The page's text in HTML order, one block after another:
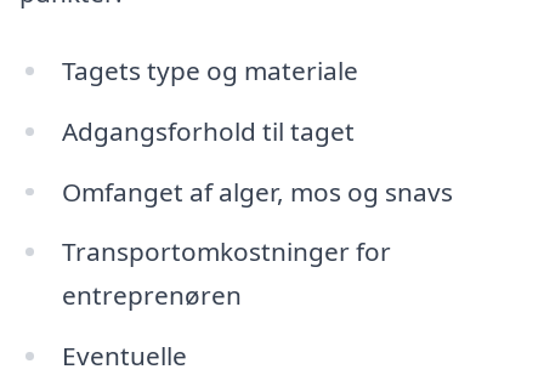
Tagets type og materiale
Adgangsforhold til taget
Omfanget af alger, mos og snavs
Transportomkostninger for
entreprenøren
Eventuelle